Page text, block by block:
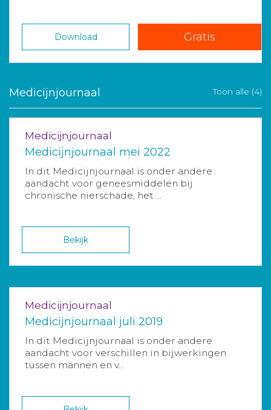
Download Gratis
Medicijnjournaal Toon alle (4)
Medicijnjournaal
Medicijnjournaal mei 2022
In dit Medicijnjournaal is onder andere
aandacht voor geneesmiddelen bij
chronische nierschade, het ...
Bekijk
Medicijnjournaal
Medicijnjournaal juli 2019
In dit Medicijnjournaal is onder andere
aandacht voor verschillen in bijwerkingen
tussen mannen en v...